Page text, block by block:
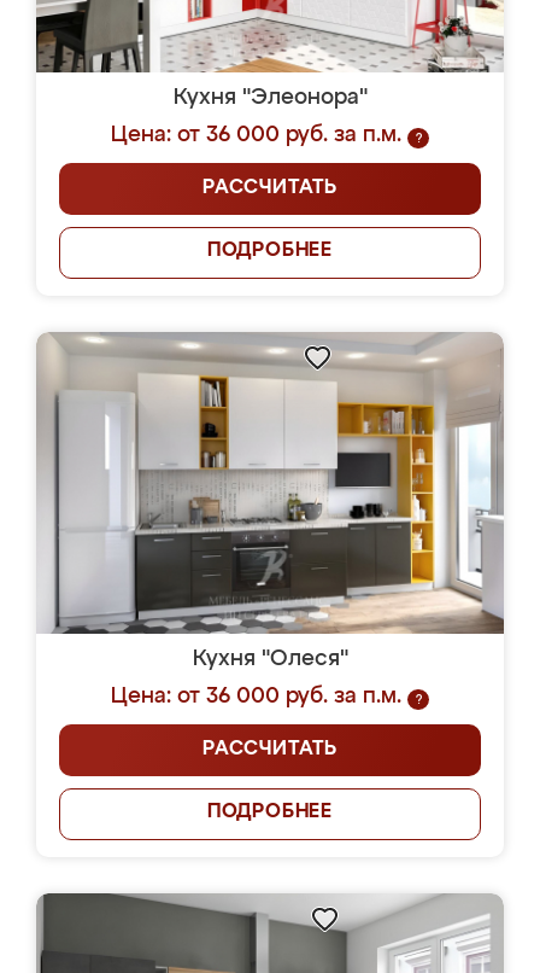
Кухня "Элеонора"
Цена: от 36 000 руб. за п.м.
?
РАССЧИТАТЬ
ПОДРОБНЕЕ
Кухня "Олеся"
Цена: от 36 000 руб. за п.м.
?
РАССЧИТАТЬ
ПОДРОБНЕЕ